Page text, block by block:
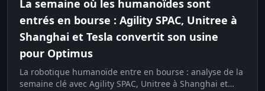
La semaine où les humanoïdes sont
entrés en bourse : Agility SPAC, Unitree à
Shanghai et Tesla convertit son usine
pour Optimus
La robotique humanoïde entre en bourse : analyse de la
semaine clé avec Agility SPAC, Unitree à Shanghai et